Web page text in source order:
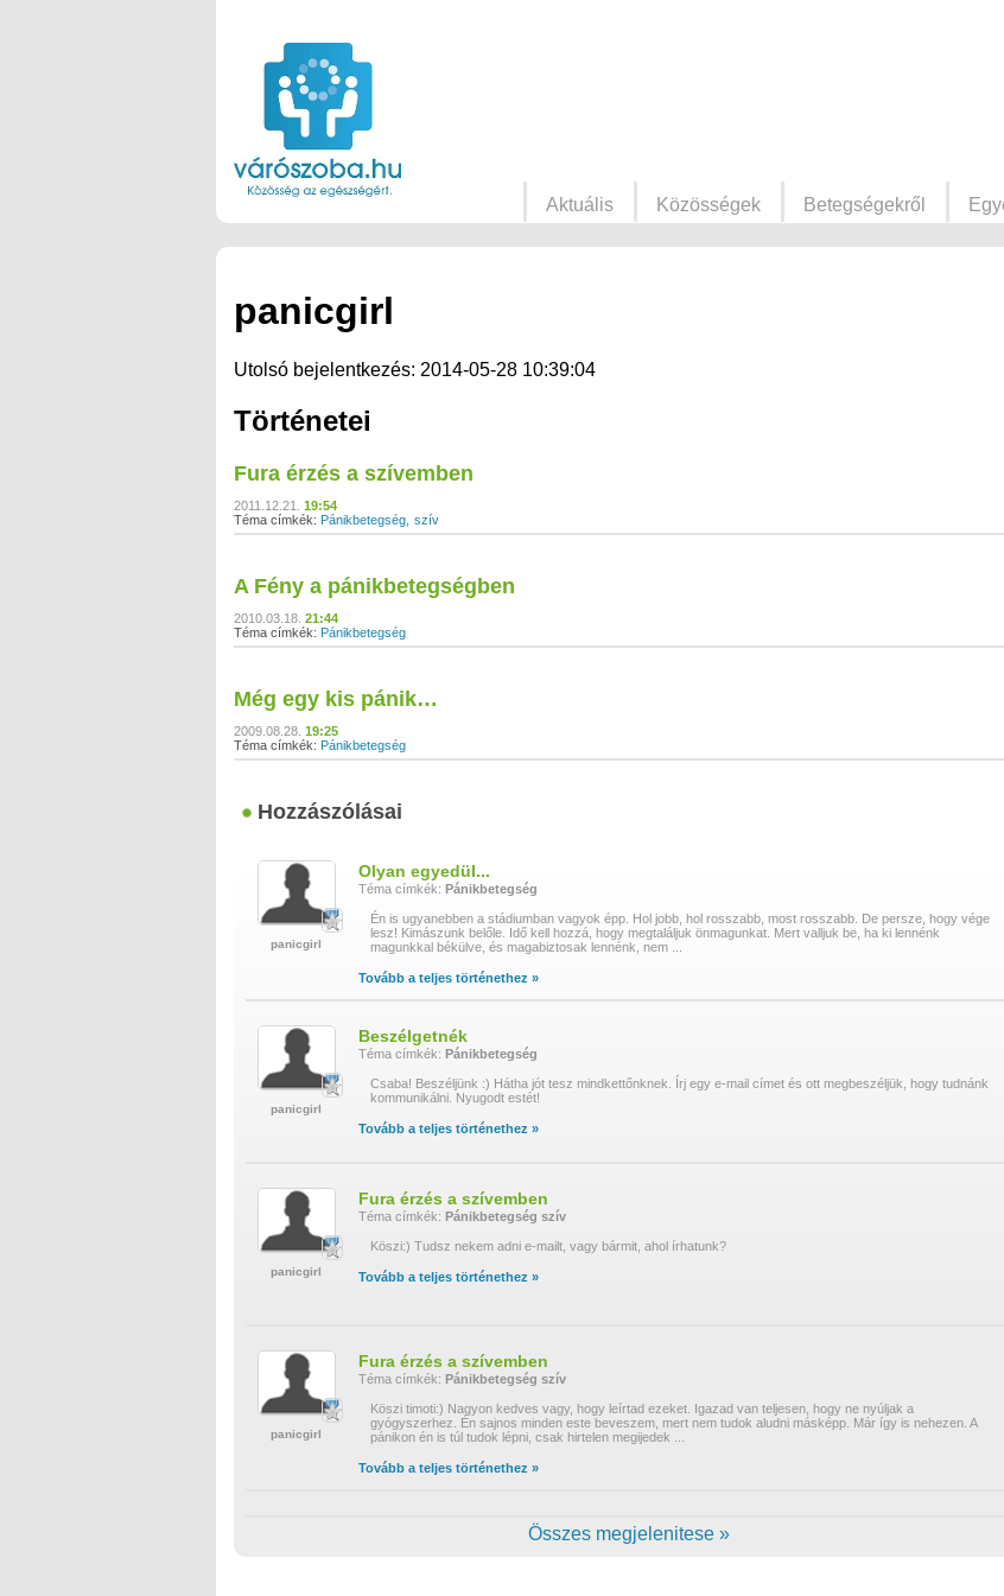
Aktuális Közösségek Betegségekről
panicgirl
Utolsó bejelentkezés: 2014-05-28 10:39:04
Történetei
Fura érzés a szívemben
2011.12.21.
19:54
Téma címkék: Pánikbetegség szív
A Fény a pánikbetegségben
2010.03.18. 21:44
Téma címkék: Pánikbetegség
Még egy kis pánik…
2009.08.28. 19:25
Téma címkék: Pánikbetegség
Hozzászólásai
panicgirl
Olyan egyedül...
Téma címkék: Pánikbetegség
Én is ugyanebben a stádiumban vagyok épp. Hol jobb, hol rosszabb, most rosszabb. De persze, hogy vége
lesz! Kimászunk belőle. Idő kell hozzá, hogy megtaláljuk önmagunkat. Mert valljuk be, ha ki lennénk
magunkkal békülve, és magabiztosak lennénk, nem
Tovább a teljes történethez »
panicgirl
Beszélgetnék
Téma címkék: Pánikbetegség
Csaba! Beszéljünk :) Hátha jót tesz mindkettőnknek. Írj egy e-mail címet és ott megbeszéljük, hogy tudnánk
kommunikálni. Nyugodt estét!
Tovább a teljes történethez »
panicgirl
Fura érzés a szívemben
Téma címkék: Pánikbetegség szív
Köszi:) Tudsz nekem adni e-mailt, vagy bármit, ahol írhatunk?
Tovább a teljes történethez »
panicgirl
Fura érzés a szívemben
Téma címkék: Pánikbetegség szív
Köszi timoti:) Nagyon kedves vagy, hogy leírtad ezeket. Igazad van teljesen, hogy ne nyúljak a
gyógyszerhez. Én sajnos minden este beveszem, mert nem tudok aludni másképp. Már így is nehezen. A
pánikon én is túl tudok lépni, csak hirtelen megijedek
Tovább a teljes történethez »
Összes megjelenitese »